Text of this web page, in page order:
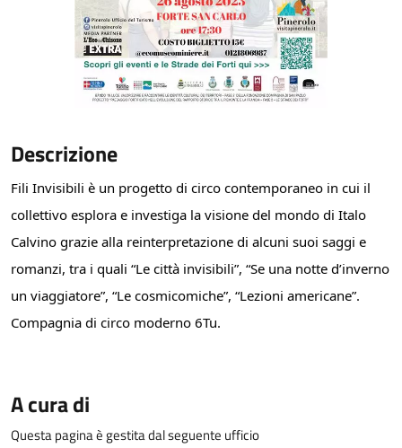
Descrizione
Fili Invisibili è un progetto di circo contemporaneo in cui il
collettivo esplora e investiga la visione del mondo di Italo
Calvino grazie alla reinterpretazione di alcuni suoi saggi e
romanzi, tra i quali “Le città invisibili”, “Se una notte d’inverno
un viaggiatore”, “Le cosmicomiche”, “Lezioni americane”.
Compagnia di circo moderno 6Tu.
A cura di
Questa pagina è gestita dal seguente ufficio